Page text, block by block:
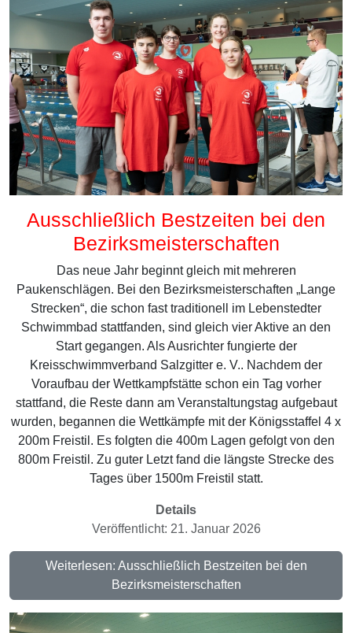
Ausschließlich Bestzeiten bei den
Bezirksmeisterschaften
Das neue Jahr beginnt gleich mit mehreren
Paukenschlägen. Bei den Bezirksmeisterschaften „Lange
Strecken“, die schon fast traditionell im Lebenstedter
Schwimmbad stattfanden, sind gleich vier Aktive an den
Start gegangen. Als Ausrichter fungierte der
Kreisschwimmverband Salzgitter e. V.. Nachdem der
Voraufbau der Wettkampfstätte schon ein Tag vorher
stattfand, die Reste dann am Veranstaltungstag aufgebaut
wurden, begannen die Wettkämpfe mit der Königsstaffel 4 x
200m Freistil. Es folgten die 400m Lagen gefolgt von den
800m Freistil. Zu guter Letzt fand die längste Strecke des
Tages über 1500m Freistil statt.
Details
Veröffentlicht: 21. Januar 2026
Weiterlesen: Ausschließlich Bestzeiten bei den
Bezirksmeisterschaften